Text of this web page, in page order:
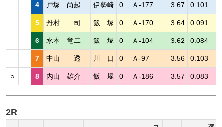
4 戸塚 尚起 伊勢崎 0 Ａ-177 3.67 0.101
5 丹村 司 飯 塚 0 Ａ-170 3.64 0.091
6 水本 竜二 飯 塚 0 Ａ-104 3.62 0.084
7 中山 透 川 口 0 Ａ-97 3.56 0.103
○ 8 内山 雄介 飯 塚 0 Ａ-186 3.57 0.083
2R